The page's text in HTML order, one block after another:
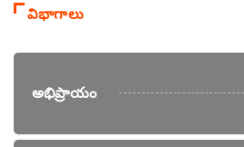
విభాగాలు
అభిప్రాయం